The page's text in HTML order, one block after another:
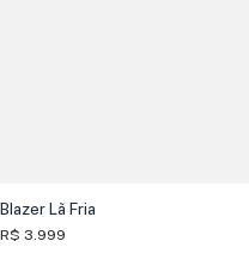
Blazer Lã Fria
R$ 3.999